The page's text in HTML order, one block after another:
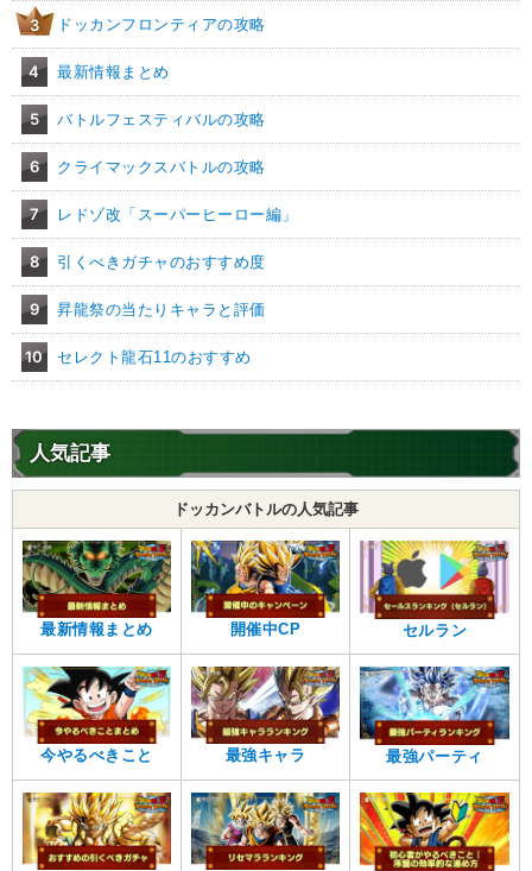
3 ドッカンフロンティアの攻略
4 最新情報まとめ
5 バトルフェスティバルの攻略
6 クライマックスバトルの攻略
7 レドゾ改「スーパーヒーロー編」
8 引くべきガチャのおすすめ度
9 昇龍祭の当たりキャラと評価
10 セレクト龍石11のおすすめ
人気記事
ドッカンバトルの人気記事
最新情報まとめ 開催中CP セルラン
今やるべきこと 最強キャラ 最強パーティ